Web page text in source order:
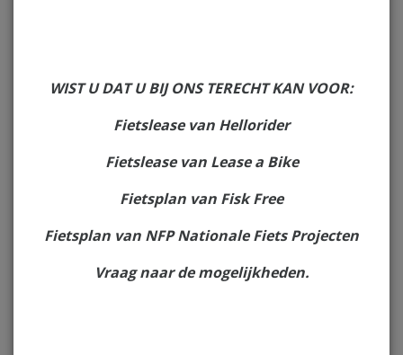
€ 99,95
Op voorraad
Interesse?
Omschrijving
WIST U DAT U BIJ ONS TERECHT KAN VOOR:
Fietslease van Hellorider
Fietslease van Lease a Bike
Fietsplan van Fisk Free
Fietsplan van NFP Nationale Fiets Projecten
Vraag naar de mogelijkheden.